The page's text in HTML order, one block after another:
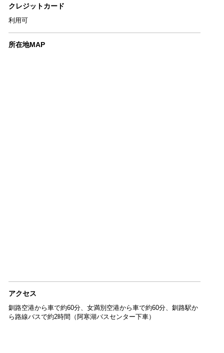
クレジットカード
利用可
所在地MAP
アクセス
釧路空港から車で約60分、女満別空港から車で約60分、釧路駅か
ら路線バスで約2時間（阿寒湖バスセンター下車）